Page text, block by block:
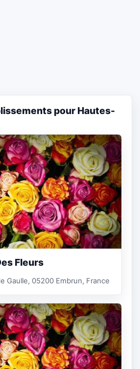
pour Hautes-
Fleurs
Gaulle, 05200 Embrun, France